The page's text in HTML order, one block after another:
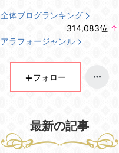
全体ブログランキング
314,083位 ↑
アラフォージャンル
フォロー
最新の記事